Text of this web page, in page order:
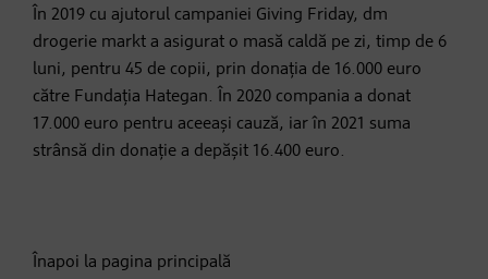
În 2019 cu ajutorul campaniei Giving Friday, dm
drogerie markt a asigurat o masă caldă pe zi, timp de 6
luni, pentru 45 de copii, prin donația de 16.000 euro
către Fundația Hategan. În 2020 compania a donat
17.000 euro pentru aceeași cauză, iar în 2021 suma
strânsă din donație a depășit 16.400 euro.
Înapoi la pagina principală